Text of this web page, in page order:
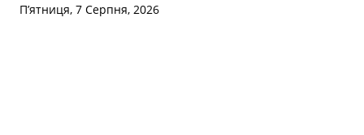
П’ятниця, 7 Серпня, 2026